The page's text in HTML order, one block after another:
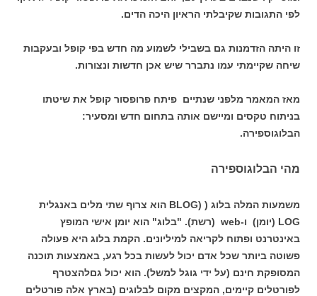
לפי התגובות שקיבלתי הראיון היכה הדים.
זו היתה הזדמנות גם בשבילי לשמוע מה חדש בפי קופל ובעקבות
שיחה שקיימתי עמו נתברר שיש אכן חדשות ונצורות.
מאז המאמר מלפני שנתיים פיתח פרופסור קופל את שיטתו
בניתוח טקסים ומיישם אותה בתחום חדש ומסעיר:
הבלוגוספירה.
מהי הבלוגוספירה
משמעות המלה בלוג ( (BLOG הוא צרוף שתי מלים באנגלית
LOG (יומן) ו-web (רשת). "בלוג" הוא יומן אישי המופץ
באינטרנט ופתוח לקריאה למיליונים. הקמת בלוג היא פעולה
פשוטה ביותר שכל אדם יכול לעשות בכל רגע, באמצעות תוכנה
המסופקת חינם (על ידי גוגל למשל). הוא יכול גםלהצטרף
לפורטלים קיימים, המקצים מקום לבלוגים (בארץ אלה פורטלים